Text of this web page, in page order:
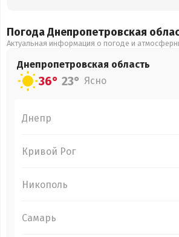
Погода Днепропетровская
Актуальная информация о погоде и
Днепропетровская область
36° 23° Ясно
Днепр
Кривой Рог
Никополь
Самарь